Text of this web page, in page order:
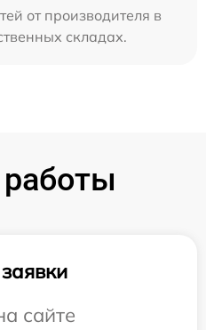
от производителя в
складах.
сайте